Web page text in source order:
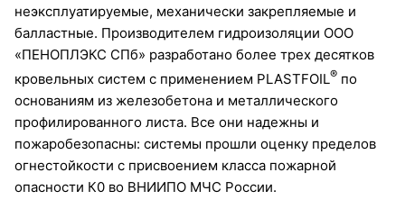
неэксплуатируемые, механически закрепляемые и
балластные. Производителем гидроизоляции ООО
«ПЕНОПЛЭКС СПб» разработано более трех десятков
кровельных систем с применением PLASTFOIL® по
основаниям из железобетона и металлического
профилированного листа. Все они надежны и
пожаробезопасны: системы прошли оценку пределов
огнестойкости с присвоением класса пожарной
опасности К0 во ВНИИПО МЧС России.